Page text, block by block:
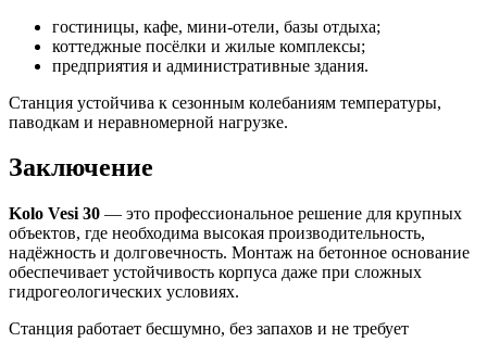
гостиницы, кафе, мини-отели, базы отдыха;
коттеджные посёлки и жилые комплексы;
предприятия и административные здания.
Станция устойчива к сезонным колебаниям температуры,
паводкам и неравномерной нагрузке.
Заключение
Kolo Vesi 30 — это профессиональное решение для крупных
объектов, где необходима высокая производительность,
надёжность и долговечность. Монтаж на бетонное основание
обеспечивает устойчивость корпуса даже при сложных
гидрогеологических условиях.
Станция работает бесшумно, без запахов и не требует